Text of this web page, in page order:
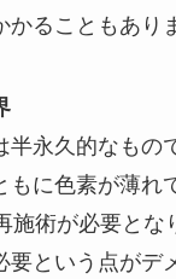
かることもあり
半永久的なもの
もに色素が薄れ
施術が必要とな
要という点がデ